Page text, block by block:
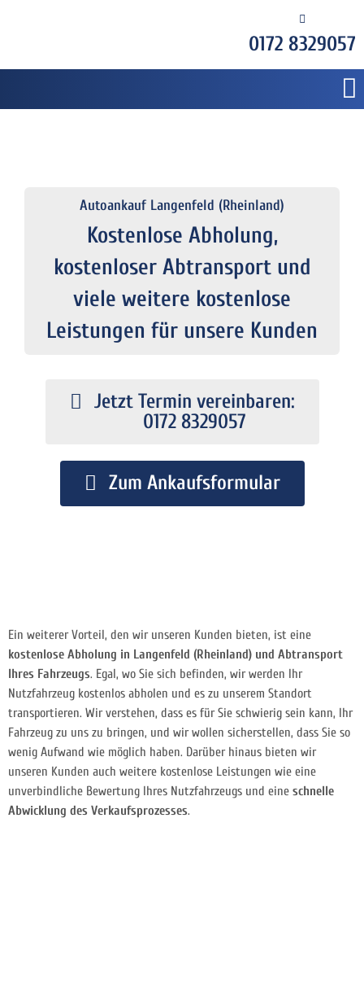
0172 8329057
Autoankauf Langenfeld (Rheinland)
Kostenlose Abholung,
kostenloser Abtransport und
viele weitere kostenlose
Leistungen für unsere Kunden
Jetzt Termin vereinbaren:
0172 8329057
Zum Ankaufsformular
Ein weiterer Vorteil, den wir unseren Kunden bieten, ist eine
kostenlose Abholung in Langenfeld (Rheinland) und Abtransport
Ihres Fahrzeugs. Egal, wo Sie sich befinden, wir werden Ihr
Nutzfahrzeug kostenlos abholen und es zu unserem Standort
transportieren. Wir verstehen, dass es für Sie schwierig sein kann, Ihr
Fahrzeug zu uns zu bringen, und wir wollen sicherstellen, dass Sie so
wenig Aufwand wie möglich haben. Darüber hinaus bieten wir
unseren Kunden auch weitere kostenlose Leistungen wie eine
unverbindliche Bewertung Ihres Nutzfahrzeugs und eine schnelle
Abwicklung des Verkaufsprozesses.